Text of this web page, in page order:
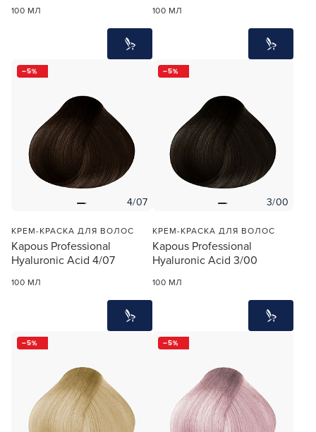
100 МЛ 100 МЛ
5
4/07
КРЕМ-КРАСКА ДЛЯ ВОЛОС
Kapous Professional
Hyaluronic Acid 4/07
100 МЛ
5
3/00
КРЕМ-КРАСКА ДЛЯ ВОЛОС
Kapous Professional
Hyaluronic Acid 3/00
100 МЛ
5 5